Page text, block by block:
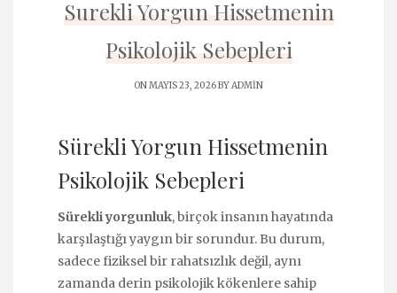
Surekli Yorgun Hissetmenin
Psikolojik Sebepleri
ON MAYIS 23, 2026 BYADMIN
Sürekli Yorgun Hissetmenin
Psikolojik Sebepleri
Sürekli yorgunluk, birçok insanın hayatında
karşılaştığı yaygın bir sorundur. Bu durum,
sadece fiziksel bir rahatsızlık değil, aynı
zamanda derin psikolojik kökenlere sahip